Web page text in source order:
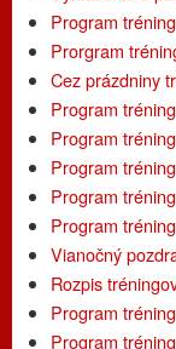
Program
Prorgram
Cez prázdniny
Program
Program
Program
Program
Program
Vianočný
Rozpis
Program
Program